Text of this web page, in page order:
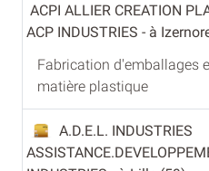
ACPI ALLIER CREATION
ACP INDUSTRIES - à
Fabrication d'emballages
matière plastique
A.D.E.L. INDUSTRIES